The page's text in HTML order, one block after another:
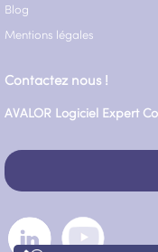
Blog
Mentions légales
Contactez nous !
AVALOR Logiciel Expert